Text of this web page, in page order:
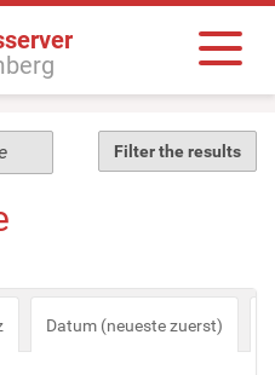
Filter the results
Datum (neueste zuerst)